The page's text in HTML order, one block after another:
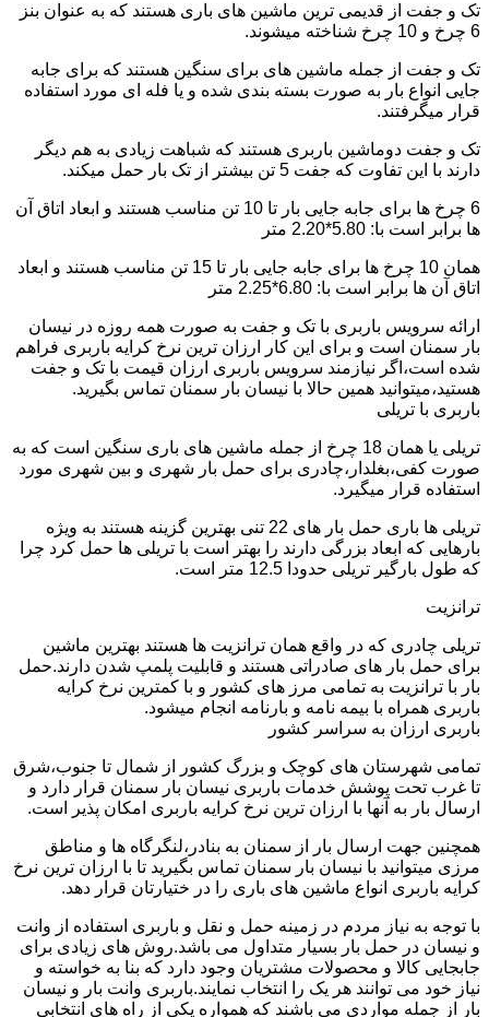
تک و جفت از قدیمی ترین ماشین های باری هستند که به عنوان بنز
6 چرخ و 10 چرخ شناخته میشوند.
تک و جفت از جمله ماشین های برای سنگین هستند که برای جابه
جایی انواع بار به صورت بسته بندی شده و یا فله ای مورد استفاده
قرار میگرفتند.
تک و جفت دوماشین باربری هستند که شباهت زیادی به هم دیگر
دارند با این تفاوت که جفت 5 تن بیشتر از تک بار حمل میکند.
6 چرخ ها برای جابه جایی بار تا 10 تن مناسب هستند و ابعاد اتاق آن
ها برابر است با: 5.80*2.20 متر
همان 10 چرخ ها برای جابه جایی بار تا 15 تن مناسب هستند و ابعاد
اتاق آن ها برابر است با: 6.80*2.25 متر
ارائه سرویس باربری با تک و جفت به صورت همه روزه در نیسان
بار سمنان است و برای این کار ارزان ترین نرخ کرایه باربری فراهم
شده است،اگر نیازمند سرویس باربری ارزان قیمت با تک و جفت
هستید،میتوانید همین حالا با نیسان بار سمنان تماس بگیرید.
باربری با تریلی
تریلی یا همان 18 چرخ از جمله ماشین های باری سنگین است که به
صورت کفی،بغلدار،چادری برای حمل بار شهری و بین شهری مورد
استفاده قرار میگیرد.
تریلی ها باری حمل بار های 22 تنی بهترین گزینه هستند به ویژه
بارهایی که ابعاد بزرگی دارند را بهتر است با تریلی ها حمل کرد چرا
که طول بارگیر تریلی حدودا 12.5 متر است.
ترانزیت
تریلی چادری که در واقع همان ترانزیت ها هستند بهترین ماشین
برای حمل بار های صادراتی هستند و قابلیت پلمپ شدن دارند.حمل
بار با ترانزیت به تمامی مرز های کشور و با کمترین نرخ کرایه
باربری همراه با بیمه نامه و بارنامه انجام میشود.
باربری ارزان به سراسر کشور
تمامی شهرستان های کوچک و بزرگ کشور از شمال تا جنوب،شرق
تا غرب تحت پوشش خدمات باربری نیسان بار سمنان قرار دارد و
ارسال بار به آنها با ارزان ترین نرخ کرایه باربری امکان پذیر است.
همچنین جهت ارسال بار از سمنان به بنادر،لنگرگاه ها و مناطق
مرزی میتوانید با نیسان بار سمنان تماس بگیرید تا با ارزان ترین نرخ
کرایه باربری انواع ماشین های باری را در ختیارتان قرار دهد.
با توجه به نیاز مردم در زمینه حمل و نقل و باربری استفاده از وانت
و نیسان در حمل بار بسیار متداول می باشد.روش های زیادی برای
جابجایی کالا و محصولات مشتریان وجود دارد که بنا به خواسته و
نیاز خود می توانند هر یک را انتخاب نمایند.باربری وانت بار و نیسان
بار از جمله مواردی می باشند که همواره یکی از راه های انتخابی